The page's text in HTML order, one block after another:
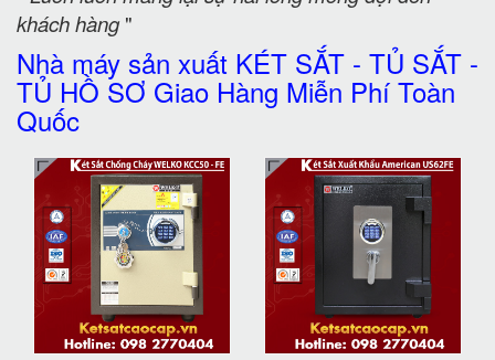
khách hàng"
Nhà máy sản xuất KÉT SẮT - TỦ SẮT -
TỦ HỒ SƠ Giao Hàng Miễn Phí Toàn
Quốc